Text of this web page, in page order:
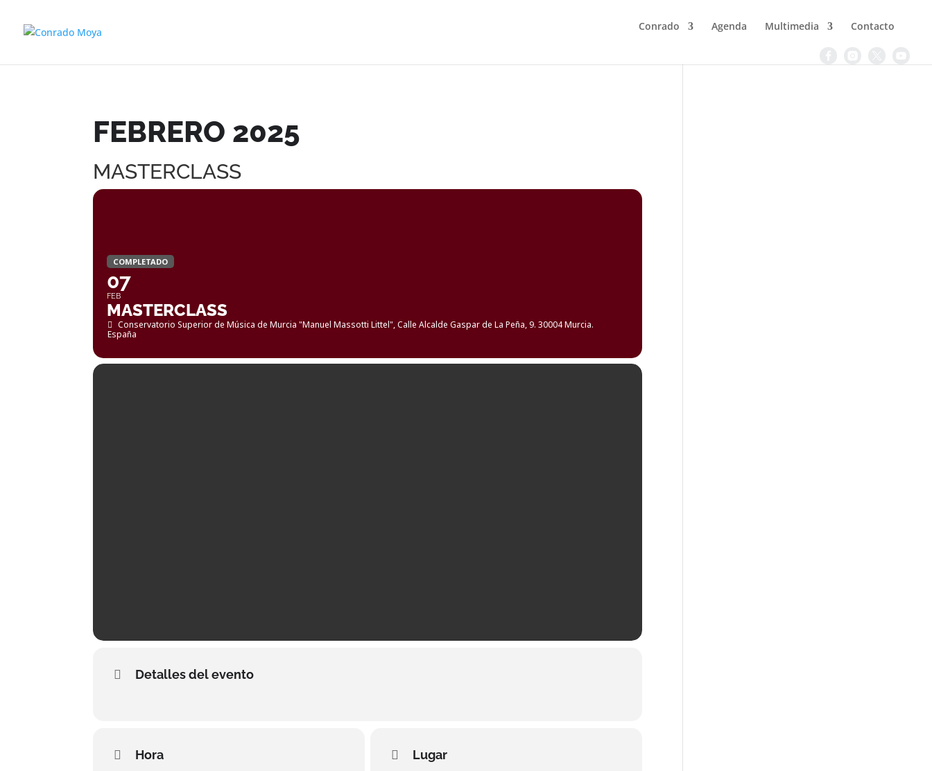
Conrado Agenda Multimedia Contacto
FEBRERO 2025
MASTERCLASS
COMPLETADO
07
FEB
MASTERCLASS
Conservatorio Superior de Música de Murcia "Manuel Massotti Littel", Calle Alcalde Gaspar de La Peña, 9. 30004 Murcia.
España
Detalles del evento
Hora Lugar